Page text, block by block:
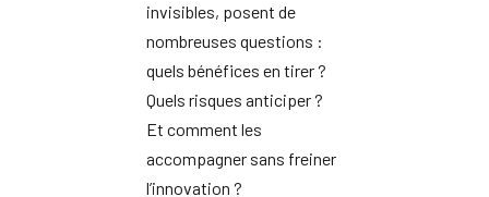
invisibles, posent de
nombreuses questions :
quels bénéfices en tirer ?
Quels risques anticiper ?
Et comment les
accompagner sans freiner
l’innovation ?